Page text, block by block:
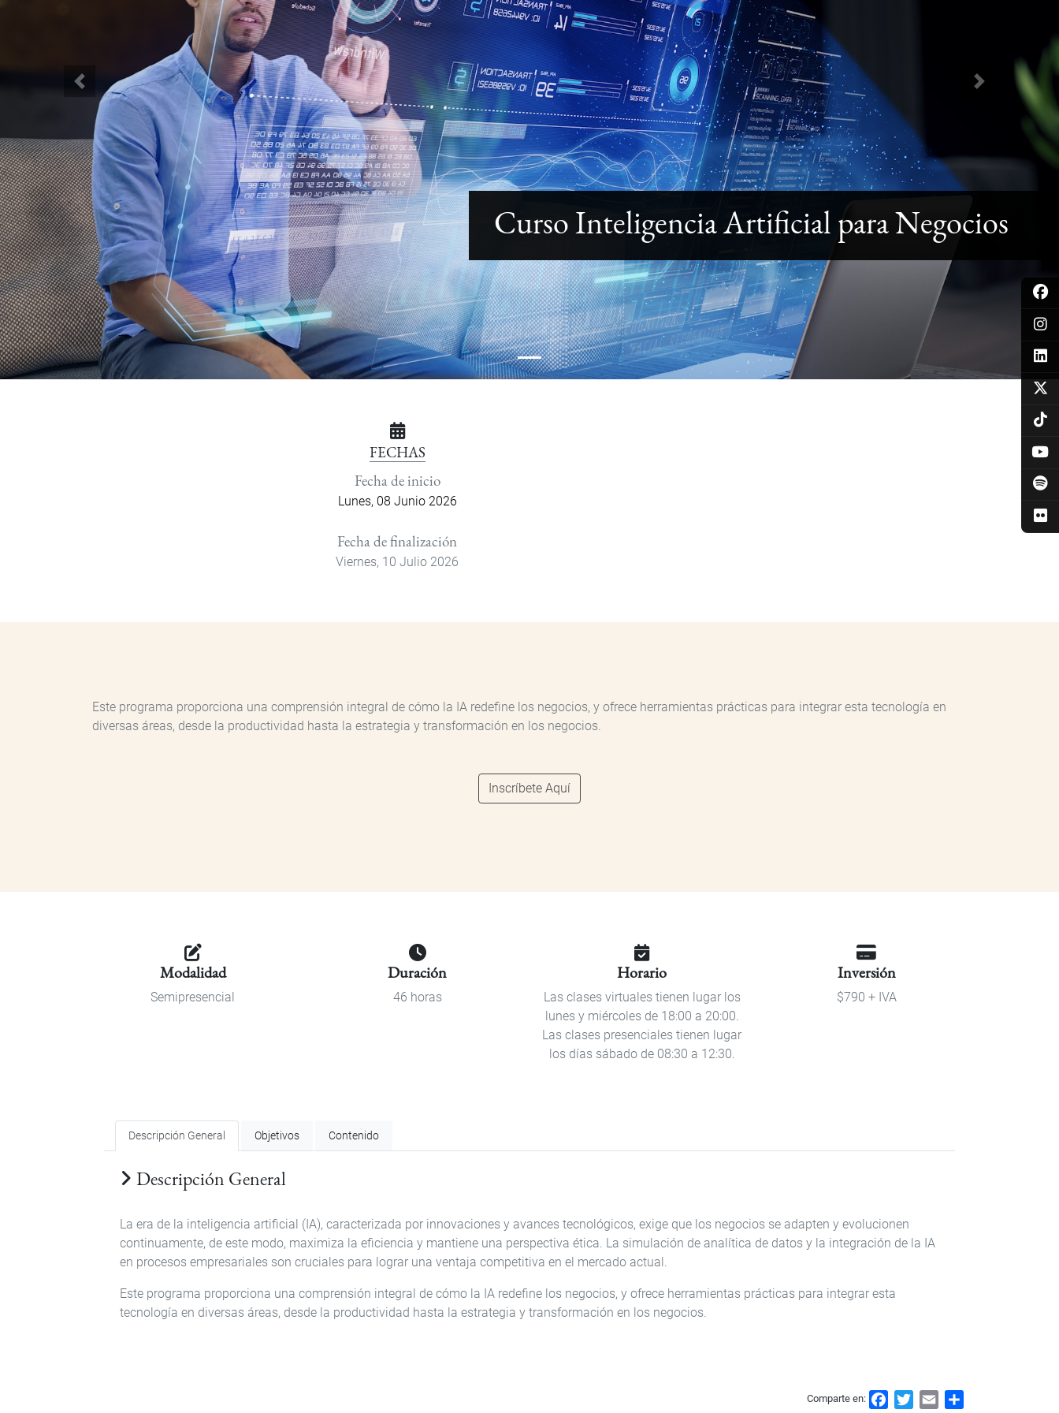
Previous Next
Curso Inteligencia Artificial para Negocios
FECHAS
Fecha de inicio
Lunes, 08 Junio 2026
Fecha de finalización
Viernes, 10 Julio 2026
Este programa proporciona una comprensión integral de cómo la IA redefine los negocios, y ofrece herramientas prácticas para integrar esta tecnología en
diversas áreas, desde la productividad hasta la estrategia y transformación en los negocios.
Inscríbete Aquí
Modalidad
Semipresencial
Duración
46 horas
Horario
Las clases virtuales tienen lugar los
lunes y miércoles de 18:00 a 20:00.
Las clases presenciales tienen lugar
los días sábado de 08:30 a 12:30.
Inversión
$790 + IVA
Descripción General Objetivos Contenido
Descripción General
La era de la inteligencia artificial (IA), caracterizada por innovaciones y avances tecnológicos, exige que los negocios se adapten y evolucionen
continuamente, de este modo, maximiza la eficiencia y mantiene una perspectiva ética. La simulación de analítica de datos y la integración de la IA
en procesos empresariales son cruciales para lograr una ventaja competitiva en el mercado actual.
Este programa proporciona una comprensión integral de cómo la IA redefine los negocios, y ofrece herramientas prácticas para integrar esta
tecnología en diversas áreas, desde la productividad hasta la estrategia y transformación en los negocios.
Comparte en: